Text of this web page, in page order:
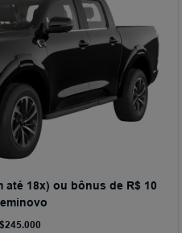
até 18x) ou bônus de R$ 10